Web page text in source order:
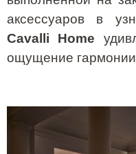
аксессуаров в
Cavalli
Home
ощущение